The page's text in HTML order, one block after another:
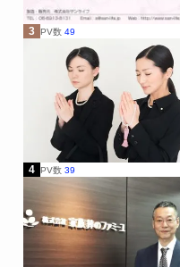
3 PV数 49
4 PV数 39